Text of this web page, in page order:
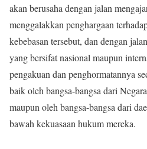
akan berusaha dengan jalan
menggalakkan penghargaan
kebebasan tersebut, dan dengan
yang bersifat nasional maupun
pengakuan dan penghormatannya
baik oleh bangsa-bangsa dari
maupun oleh bangsa-bangsa dari
bawah kekuasaan hukum mereka.